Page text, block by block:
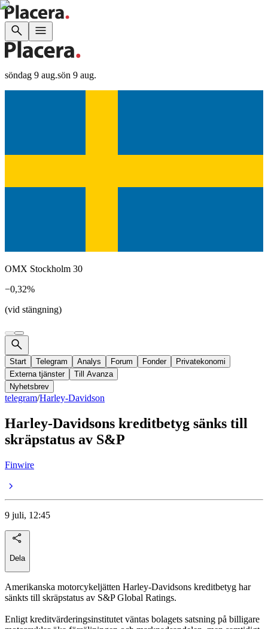
söndag 9 aug.sön 9 aug.
OMX Stockholm 30
−0,32%
(vid stängning)
Start Telegram Analys Forum Fonder
Privatekonomi
Externa tjänster
Till Avanza
Nyhetsbrev
telegram/Harley-Davidson
Harley-Davidsons kreditbetyg sänks till
skräpstatus av S&P
Finwire
9 juli, 12:45
Dela
Amerikanska motorcykeljätten Harley-Davidsons kreditbetyg har
sänkts till skräpstatus av S&P Global Ratings.
Enligt kreditvärderingsinstitutet väntas bolagets satsning på billigare